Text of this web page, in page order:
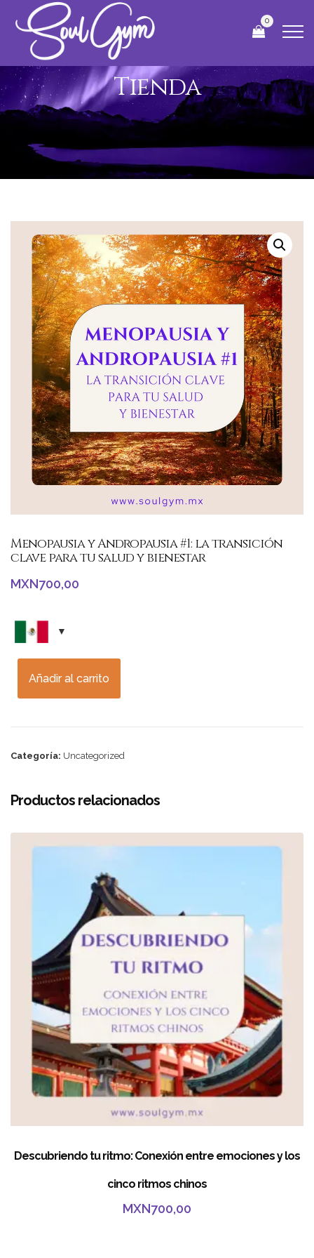
0
Tienda
Menopausia y Andropausia #1: la transición
clave para tu salud y bienestar
MXN700,00
Añadir al carrito
Categoría: Uncategorized
Productos relacionados
Descubriendo tu ritmo: Conexión entre emociones y los
cinco ritmos chinos
MXN700,00